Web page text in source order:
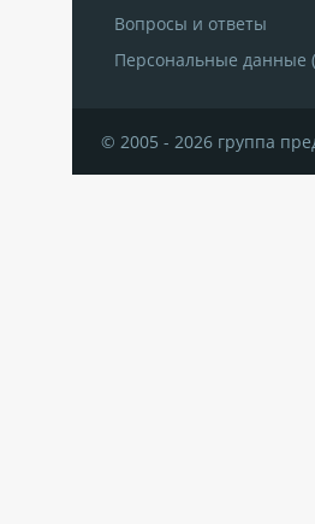
Вопросы и ответы
Персональные данные
© 2005 - 2026 группа